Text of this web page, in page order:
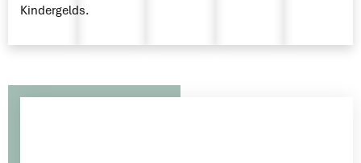
Kindergelds.